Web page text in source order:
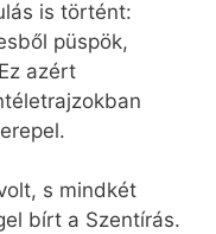
is történt:
püspök,
azért
s mindkét
bírt a Szentírás.